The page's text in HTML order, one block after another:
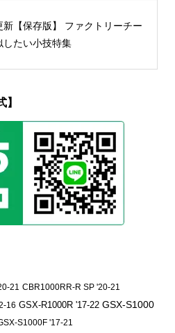
新【保存版】 ファクトリーチー
したい小技特集
21 CBR1000RR-R SP '20-21
16 GSX-R1000R '17-22 GSX-S1000
S1000F '17-21